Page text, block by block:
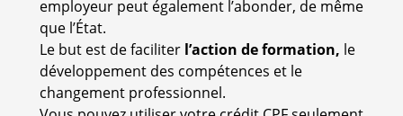
employeur peut également l’abonder, de même
que l’État.
Le but est de faciliter l’action de formation, le
développement des compétences et le
changement professionnel.